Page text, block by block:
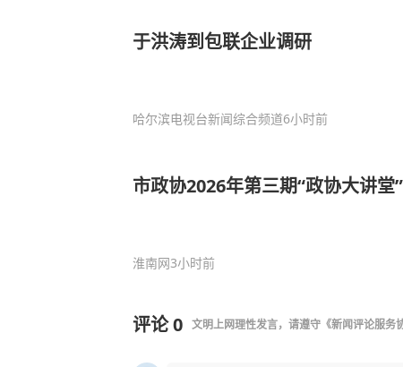
于洪涛到包联企业调研
哈尔滨电视台新闻综合频道6小时前
市政协2026年第三期“政协大讲堂
淮南网3小时前
评论0 文明上网理性发言，请遵守 《新闻评论服务